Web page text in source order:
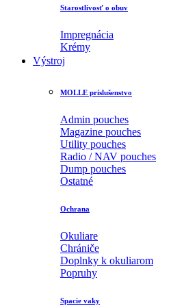
Starostlivosť o obuv
Impregnácia
Krémy
Výstroj
MOLLE príslušenstvo
Admin pouches
Magazine pouches
Utility pouches
Radio / NAV pouches
Dump pouches
Ostatné
Ochrana
Okuliare
Chrániče
Doplnky k okuliarom
Popruhy
Spacie vaky